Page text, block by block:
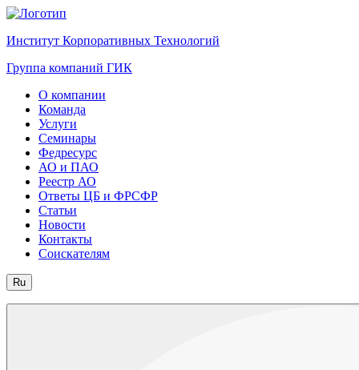
Институт Корпоративных Технологий
Группа компаний ГИК
О компании
Команда
Услуги
Семинары
Федресурс
АО и ПАО
Реестр АО
Ответы ЦБ и ФРСФР
Статьи
Новости
Контакты
Соискателям
Ru